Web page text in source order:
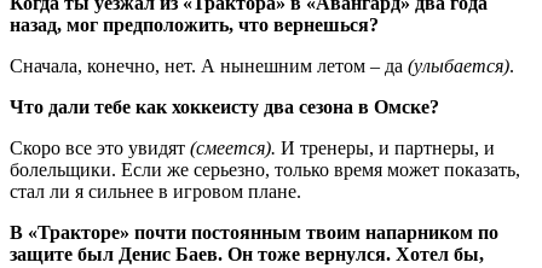
назад, мог предположить, что вернешься?
Сначала, конечно, нет. А нынешним летом – да (улыбается).
Что дали тебе как хоккеисту два сезона в Омске?
Скоро все это увидят (смеется). И тренеры, и партнеры, и
болельщики. Если же серьезно, только время может показать,
стал ли я сильнее в игровом плане.
В «Тракторе» почти постоянным твоим напарником по
защите был Денис Баев. Он тоже вернулся. Хотел бы,